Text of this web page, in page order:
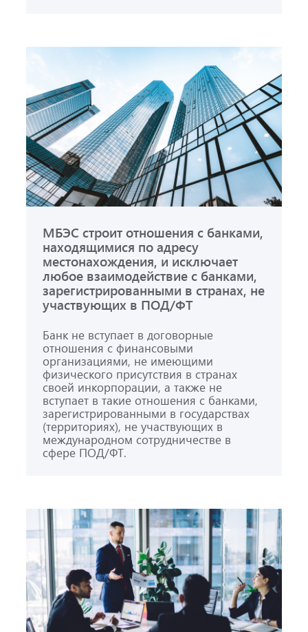
МБЭС строит отношения с банками,
находящимися по адресу
местонахождения, и исключает
любое взаимодействие с банками,
зарегистрированными в странах, не
участвующих в ПОД/ФТ
Банк не вступает в договорные
отношения с финансовыми
организациями, не имеющими
физического присутствия в странах
своей инкорпорации, а также не
вступает в такие отношения с банками,
зарегистрированными в государствах
(территориях), не участвующих в
международном сотрудничестве в
сфере ПОД/ФТ.